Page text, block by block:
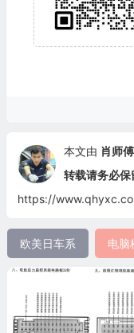
本文由 肖师傅
转载请务必保
https://
欧美日车系 电脑